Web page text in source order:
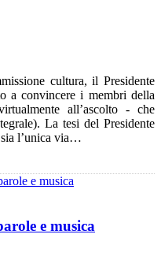
cultura, il Presidente
a convincere i membri della
all’ascolto - che
La tesi del Presidente
l’unica via…
e musica